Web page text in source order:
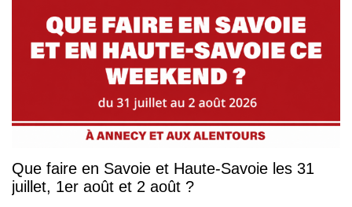
Que faire en Savoie et Haute-Savoie les 31
juillet, 1er août et 2 août ?